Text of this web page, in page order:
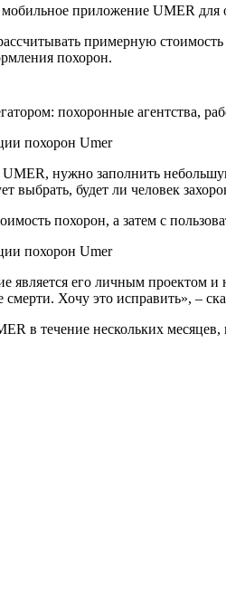
приложение UMER для
примерную
похорон.
похоронные агентства,
UMER, нужно заполнить
выбрать, будет ли человек
похорон, а затем с
является его личным проектом
Хочу это исправить», –
в течение нескольких